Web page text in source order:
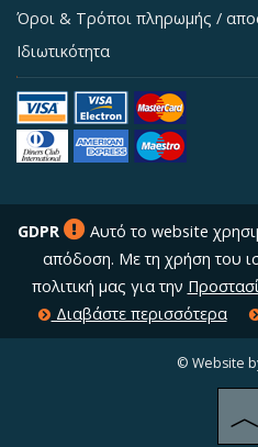
Όροι & Τρόποι πληρωμής /
Ιδιωτικότητα
GDPR
Αυτό το website
απόδοση. Με τη χρήση του
πολιτική μας για την
Διαβάστε περισσότερα
© Website
︿